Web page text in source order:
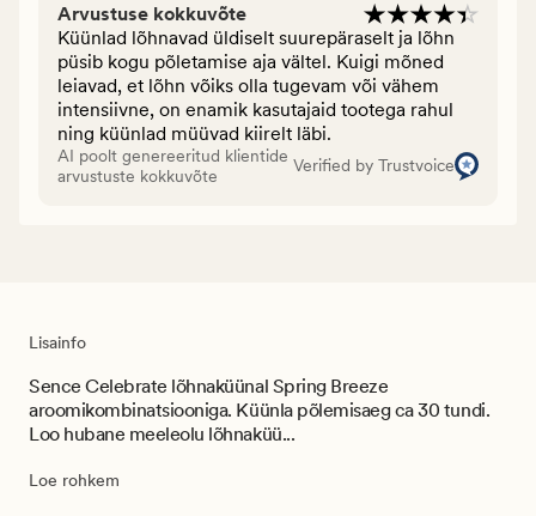
Arvustuse kokkuvõte
Küünlad lõhnavad üldiselt suurepäraselt ja lõhn
püsib kogu põletamise aja vältel. Kuigi mõned
leiavad, et lõhn võiks olla tugevam või vähem
intensiivne, on enamik kasutajaid tootega rahul
ning küünlad müüvad kiirelt läbi.
AI poolt genereeritud klientide
arvustuste kokkuvõte
Verified by Trustvoice
Lisainfo
Sence Celebrate lõhnaküünal Spring Breeze
aroomikombinatsiooniga. Küünla põlemisaeg ca 30 tundi.
Loo hubane meeleolu lõhnaküü...
Loe rohkem